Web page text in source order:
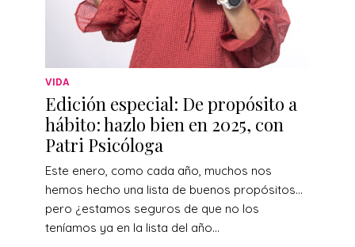
VIDA
Edición especial: De propósito a
hábito: hazlo bien en 2025, con
Patri Psicóloga
Este enero, como cada año, muchos nos
hemos hecho una lista de buenos propósitos…
pero ¿estamos seguros de que no los
teníamos ya en la lista del año...